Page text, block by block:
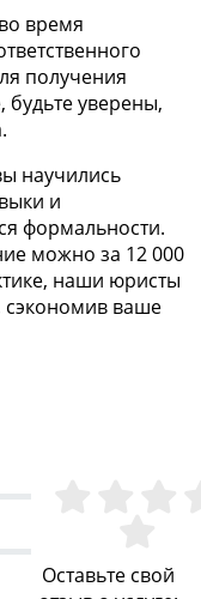
время
получения
, будьте уверены,
научились
и
формальности.
можно за 12 000
наши юристы
сэкономив ваше
Оставьте свой